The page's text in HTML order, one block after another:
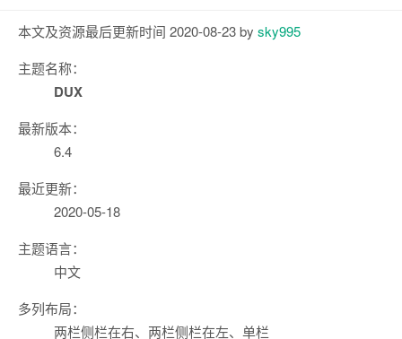
本文及资源最后更新时间 2020-08-23 by sky995
主题名称：
DUX
最新版本：
6.4
最近更新：
2020-05-18
主题语言：
中文
多列布局：
两栏侧栏在右、两栏侧栏在左、单栏